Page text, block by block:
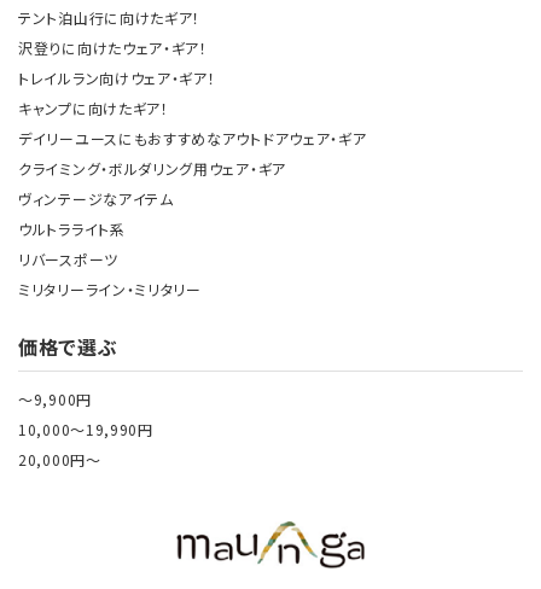
テント泊山行に向けたギア！
沢登りに向けたウェア・ギア！
トレイルラン向けウェア・ギア！
キャンプに向けたギア！
デイリーユースにもおすすめなアウトドアウェア・ギア
クライミング・ボルダリング用ウェア・ギア
ヴィンテージなアイテム
ウルトラライト系
リバースポーツ
ミリタリーライン・ミリタリー
価格で選ぶ
～9,900円
10,000～19,990円
20,000円～